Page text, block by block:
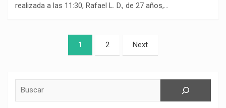
realizada a las 11:30, Rafael L. D., de 27 años,…
1 2 Next